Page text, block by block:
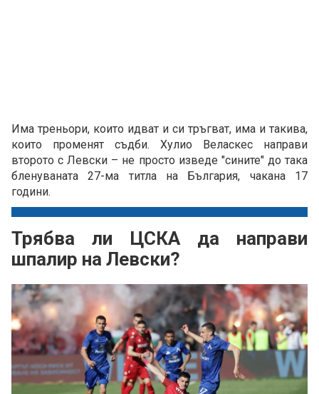
Има треньори, които идват и си тръгват, има и такива,
които променят съдби. Хулио Веласкес направи
второто с Левски – не просто изведе "сините" до така
бленуваната 27-ма титла на България, чакана 17
години.
Трябва ли ЦСКА да направи
шпалир на Левски?